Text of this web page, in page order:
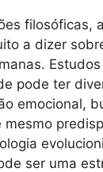
filosóficas,
a dizer
pode ter
emocional,
ser uma